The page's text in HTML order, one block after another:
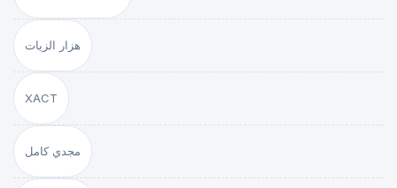
هزار الزيات
XACT
مجدي كامل